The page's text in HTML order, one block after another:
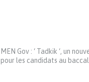
MEN Gov : ‘ Tadkik ‘, un
pour les candidats au